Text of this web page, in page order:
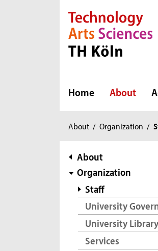
Direkt zur
Direkt zur Subnavigation
Direkt zum Inhalt
Direkt zum Fußbereich
Home About
You
here:
About / Organization /
subnavigation
About
Organization
Staff
University
University Library
Services